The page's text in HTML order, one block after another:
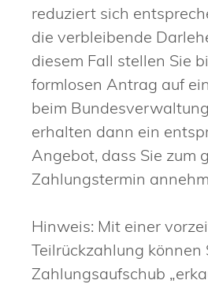
reduziert sich
die verbleibende
diesem Fall stellen Sie
formlosen Antrag auf
beim
erhalten dann ein
Angebot, dass Sie zum
Zahlungstermin
Hinweis: Mit einer
Teilrückzahlung können
Zahlungsaufschub